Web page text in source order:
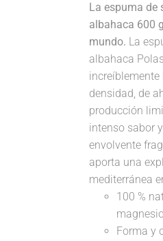
La espuma de
albahaca 600
mundo. La
albahaca
densidad, de
producción
intenso sabor
envolvente
aporta una
mediterránea
100 %
Forma y